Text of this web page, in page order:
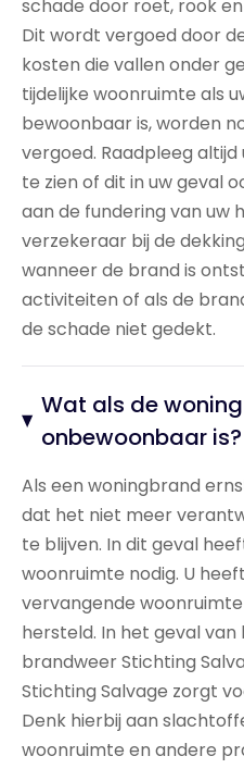
schade door roet, rook
Dit wordt vergoed door
kosten die vallen onder
tijdelijke woonruimte als
bewoonbaar is, worden
vergoed. Raadpleeg
te zien of dit in uw geval
aan de fundering van uw
verzekeraar bij de
wanneer de brand is
activiteiten of als de
de schade niet gedekt.
Wat als de
onbewoonbaar is?
Als een woningbrand
dat het niet meer
te blijven. In dit geval
woonruimte nodig. U
vervangende
hersteld. In het geval
brandweer Stichting
Stichting Salvage zorgt
Denk hierbij aan
woonruimte en andere